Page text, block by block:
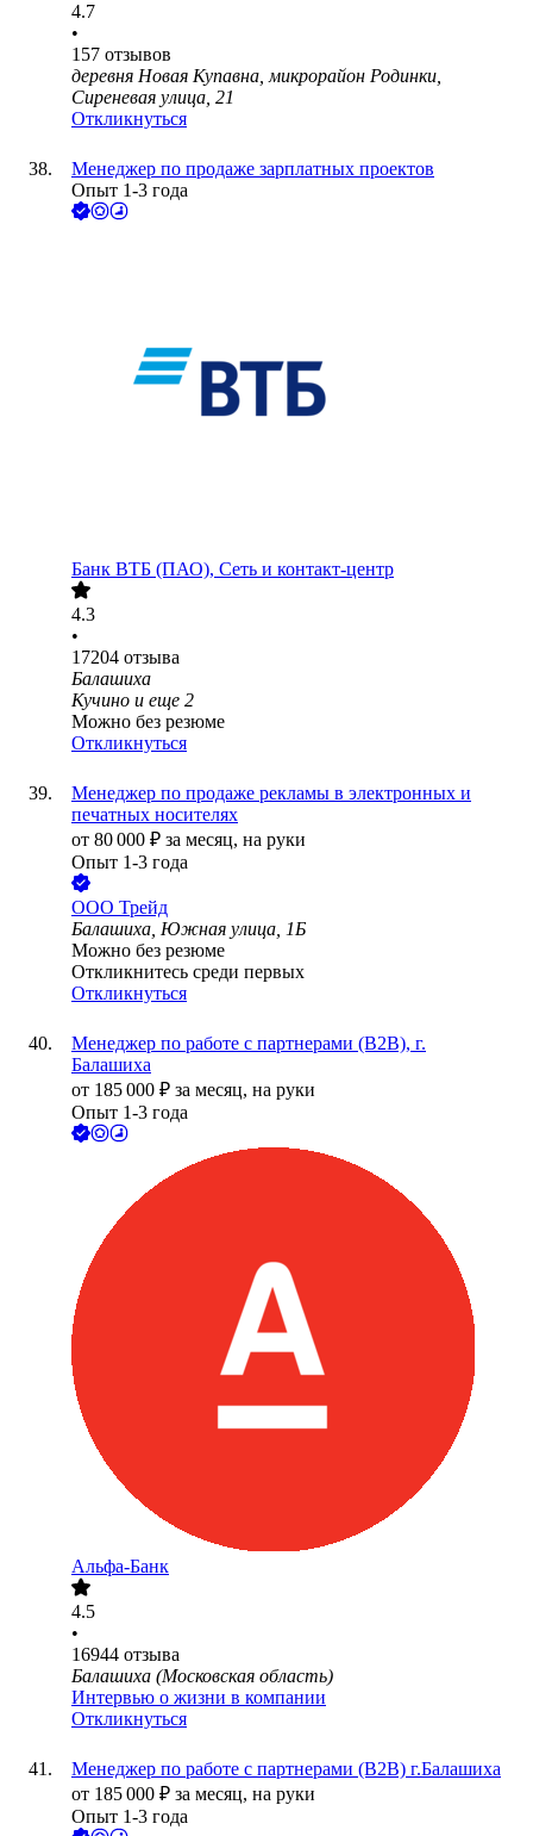
4.7
•
157 отзывов
деревня Новая Купавна, микрорайон Родинки,
Сиреневая улица, 21
Откликнуться
Менеджер по продаже зарплатных проектов
Опыт 1-3 года
Банк ВТБ (ПАО), Сеть и контакт-центр
4.3
•
17204 отзыва
Балашиха
Кучино и еще 2
Можно без резюме
Откликнуться
Менеджер по продаже рекламы в электронных и
печатных носителях
от 80 000 ₽ за месяц, на руки
Опыт 1-3 года
ООО Трейд
Балашиха, Южная улица, 1Б
Можно без резюме
Откликнитесь среди первых
Откликнуться
Менеджер по работе с партнерами (B2B), г.
Балашиха
от 185 000 ₽ за месяц, на руки
Опыт 1-3 года
Альфа-Банк
4.5
•
16944 отзыва
Балашиха (Московская область)
Интервью о жизни в компании
Откликнуться
Менеджер по работе с партнерами (B2B) г.Балашиха
от 185 000 ₽ за месяц, на руки
Опыт 1-3 года